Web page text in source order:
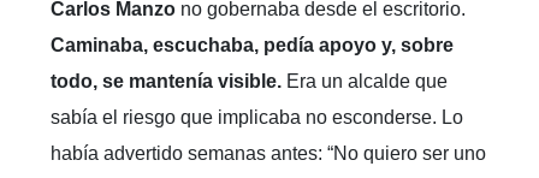
Carlos Manzo no gobernaba desde el escritorio.
Caminaba, escuchaba, pedía apoyo y, sobre
todo, se mantenía visible. Era un alcalde que
sabía el riesgo que implicaba no esconderse. Lo
había advertido semanas antes: “No quiero ser uno